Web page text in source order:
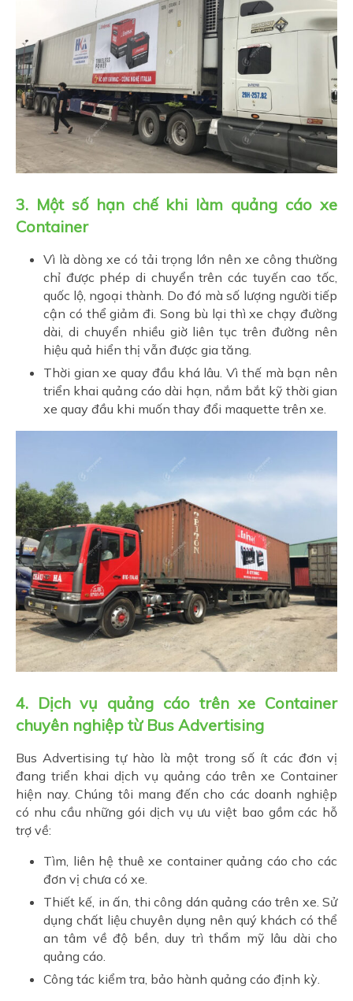
3. Một số hạn chế khi làm quảng cáo xe
Container
Vì là dòng xe có tải trọng lớn nên xe công thường
chỉ được phép di chuyển trên các tuyến cao tốc,
quốc lộ, ngoại thành. Do đó mà số lượng người tiếp
cận có thể giảm đi. Song bù lại thì xe chạy đường
dài, di chuyển nhiều giờ liên tục trên đường nên
hiệu quả hiển thị vẫn được gia tăng.
Thời gian xe quay đầu khá lâu. Vì thế mà bạn nên
triển khai quảng cáo dài hạn, nắm bắt kỹ thời gian
xe quay đầu khi muốn thay đổi maquette trên xe.
4. Dịch vụ quảng cáo trên xe Container
chuyên nghiệp từ Bus Advertising
Bus Advertising tự hào là một trong số ít các đơn vị
đang triển khai dịch vụ quảng cáo trên xe Container
hiện nay. Chúng tôi mang đến cho các doanh nghiệp
có nhu cầu những gói dịch vụ ưu việt bao gồm các hỗ
trợ về:
Tìm, liên hệ thuê xe container quảng cáo cho các
đơn vị chưa có xe.
Thiết kế, in ấn, thi công dán quảng cáo trên xe. Sử
dụng chất liệu chuyên dụng nên quý khách có thể
an tâm về độ bền, duy trì thẩm mỹ lâu dài cho
quảng cáo.
Công tác kiểm tra, bảo hành quảng cáo định kỳ.